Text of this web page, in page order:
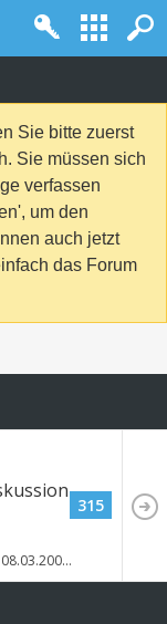
Sie bitte zuerst
Sie müssen sich
verfassen
um den
auch jetzt
das Forum
08.03.2009
315